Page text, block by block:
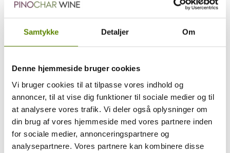
Samtykke Detaljer Om
Denne hjemmeside bruger cookies
Vi bruger cookies til at tilpasse vores indhold og
annoncer, til at vise dig funktioner til sociale medier og til
at analysere vores trafik. Vi deler også oplysninger om
din brug af vores hjemmeside med vores partnere inden
for sociale medier, annonceringspartnere og
analysepartnere. Vores partnere kan kombinere disse
Læs mere om vinen og Domaine Yves Boyer-Martenot nedenfor.
Handl sikkert og trygt hos Pinochar Wine
kr. 1.000 eller mere i webshoppen
Om vinen
Mere om producenten
Ratings og anmeldelser
Druesammensætning
Smagsnoter
Det er et af de bedste terroirs i Meursault, og flot klassisk hvid
Meursault med dybde og balance.